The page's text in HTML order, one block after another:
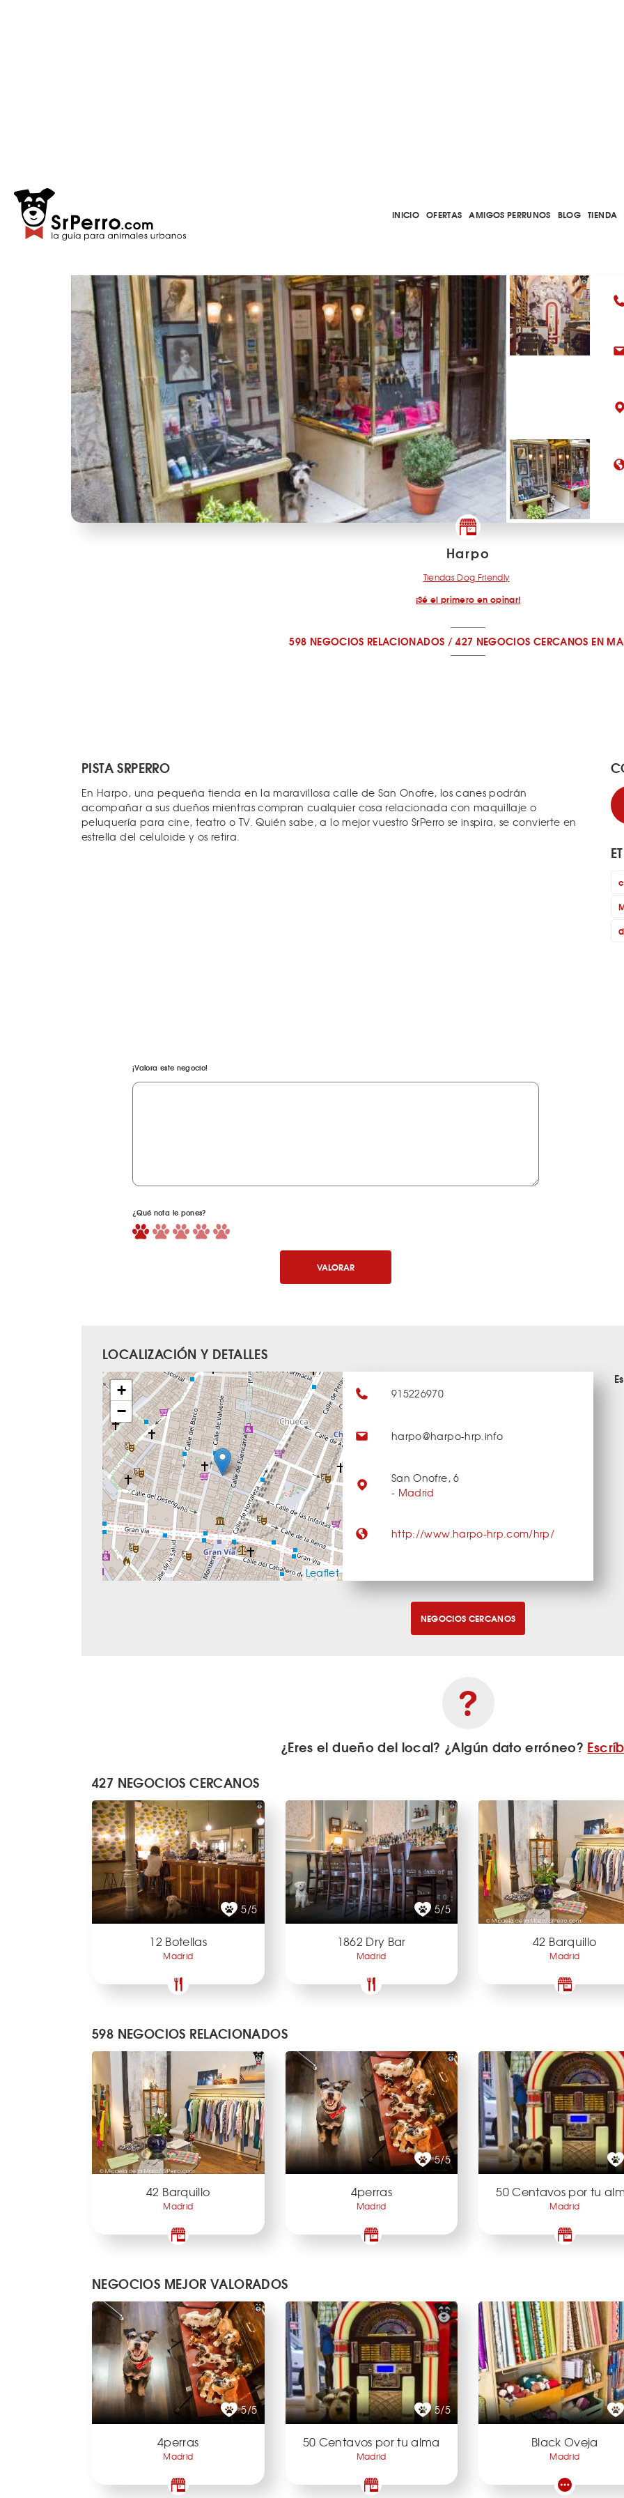
INICIO OFERTAS AMIGOS PERRUNOS BLOG TIENDA
Harpo
Tiendas Dog Friendly
¡Sé el primero en opinar!
598 NEGOCIOS RELACIONADOS /427 NEGOCIOS CERCANOS EN
PISTA SRPERRO
En Harpo, una pequeña tienda en la maravillosa calle de San Onofre, los canes podrán
acompañar a sus dueños mientras compran cualquier cosa relacionada con maquillaje o
peluquería para cine, teatro o TV. Quién sabe, a lo mejor vuestro SrPerro se inspira, se convierte en
estrella del celuloide y os retira.
¡Valora este negocio!
¿Qué nota le pones?
VALORAR
LOCALIZACIÓN Y DETALLES
+
−
Leaflet
915226970
harpo@harpo-hrp.info
San Onofre, 6
- Madrid
http://www.harpo-hrp.com/hrp/
NEGOCIOS CERCANOS
¿Eres el dueño del local? ¿Algún dato erróneo?
427 NEGOCIOS CERCANOS
5/5
12 Botellas
Madrid
5/5
1862 Dry Bar
Madrid
42 Barquillo
Madrid
598 NEGOCIOS RELACIONADOS
42 Barquillo
Madrid
5/5
4perras
Madrid
50 Centavos por tu
Madrid
NEGOCIOS MEJOR VALORADOS
5/5
4perras
Madrid
5/5
50 Centavos por tu alma
Madrid
Black Oveja
Madrid